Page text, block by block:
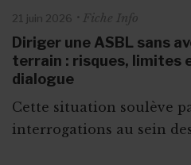
21 juin 2026 Fiche Info
Diriger une ASBL sans
terrain : risques, limites
dialogue
Cette situation soulève
interrogations au sein